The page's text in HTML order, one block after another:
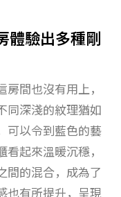
體驗出多種剛
間也沒有用上，
同深淺的紋理猶如
可以令到藍色的藝
起來溫暖沉穩，
間的混合，成為了
也有所提升，呈現